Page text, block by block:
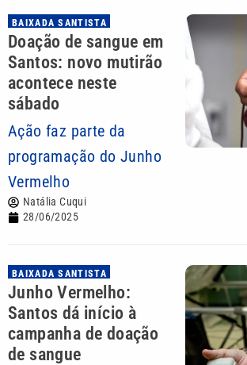
BAIXADA SANTISTA
Doação de sangue em
Santos: novo mutirão
acontece neste
sábado
Ação faz parte da
programação do Junho
Vermelho
Natália Cuqui
28/06/2025
BAIXADA SANTISTA
Junho Vermelho:
Santos dá início à
campanha de doação
de sangue